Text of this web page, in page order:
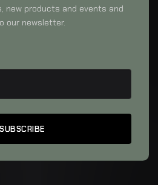
new products and events and
our newsletter.